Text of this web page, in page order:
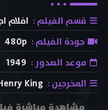
قسم الفيلم : افلام
جودة الفيلم : 480p
موعد الصدور : 1949
المخرجين : King